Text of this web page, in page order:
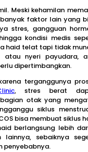
Meski kehamilan
faktor lain yang
stres, gangguan
kondisi medis
haid telat tapi tidak
atau nyeri payudara,
dipertimbangkan.
terganggunya
, stres berat
otak yang
siklus
bisa membuat siklus
berlangsung lebih
sebaiknya
penyebabnya.